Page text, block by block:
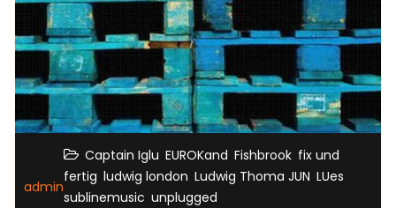
admin
Captain Iglu EUROKand Fishbrook fix und
fertig ludwig london Ludwig Thoma JUN LUes
sublinemusic unplugged